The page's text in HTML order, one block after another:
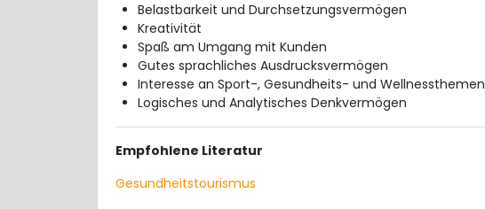
Belastbarkeit und Durchsetzungsvermögen
Kreativität
Spaß am Umgang mit Kunden
Gutes sprachliches Ausdrucksvermögen
Interesse an Sport-, Gesundheits- und Wellnessthemen
Logisches und Analytisches Denkvermögen
Empfohlene Literatur
Gesundheitstourismus